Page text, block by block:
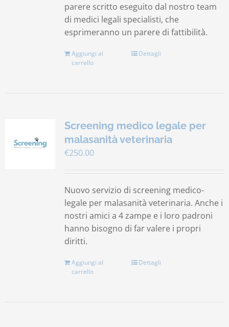
parere scritto eseguito dal nostro team
di medici legali specialisti, che
esprimeranno un parere di fattibilità.
Aggiungi al
carrello
Dettagli
Screening medico legale per
malasanità veterinaria
€250.00
Nuovo servizio di screening medico-
legale per malasanità veterinaria. Anche i
nostri amici a 4 zampe e i loro padroni
hanno bisogno di far valere i propri
diritti.
Aggiungi al
carrello
Dettagli